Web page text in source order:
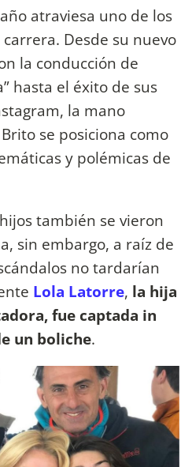
atraviesa uno de los
Desde su nuevo
la conducción de
hasta el éxito de sus
la mano
se posiciona como
y polémicas de
también se vieron
sin embargo, a raíz de
no tardarían
Lola Latorre, la hija
fue captada in
un boliche.